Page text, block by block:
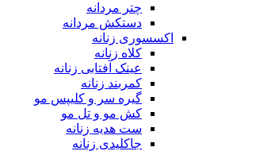
چتر مردانه
دستکش مردانه
اکسسوری زنانه
کلاه زنانه
عینک آفتابی زنانه
کمربند زنانه
گیره سر و کلیپس مو
کش مو و تل مو
ست هدیه زنانه
جاکلیدی زنانه